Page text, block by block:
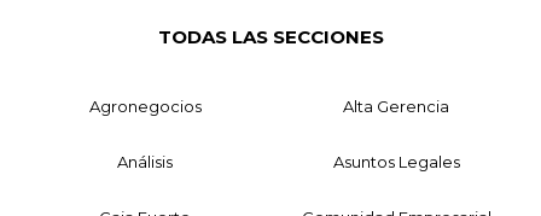
TODAS LAS SECCIONES
Agronegocios Alta Gerencia
Análisis Asuntos Legales